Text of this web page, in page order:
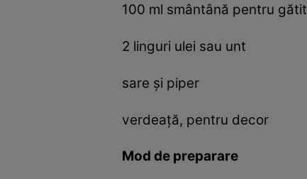
100 ml smântână pentru gătit
2 linguri ulei sau unt
sare și piper
verdeață, pentru decor
Mod de preparare